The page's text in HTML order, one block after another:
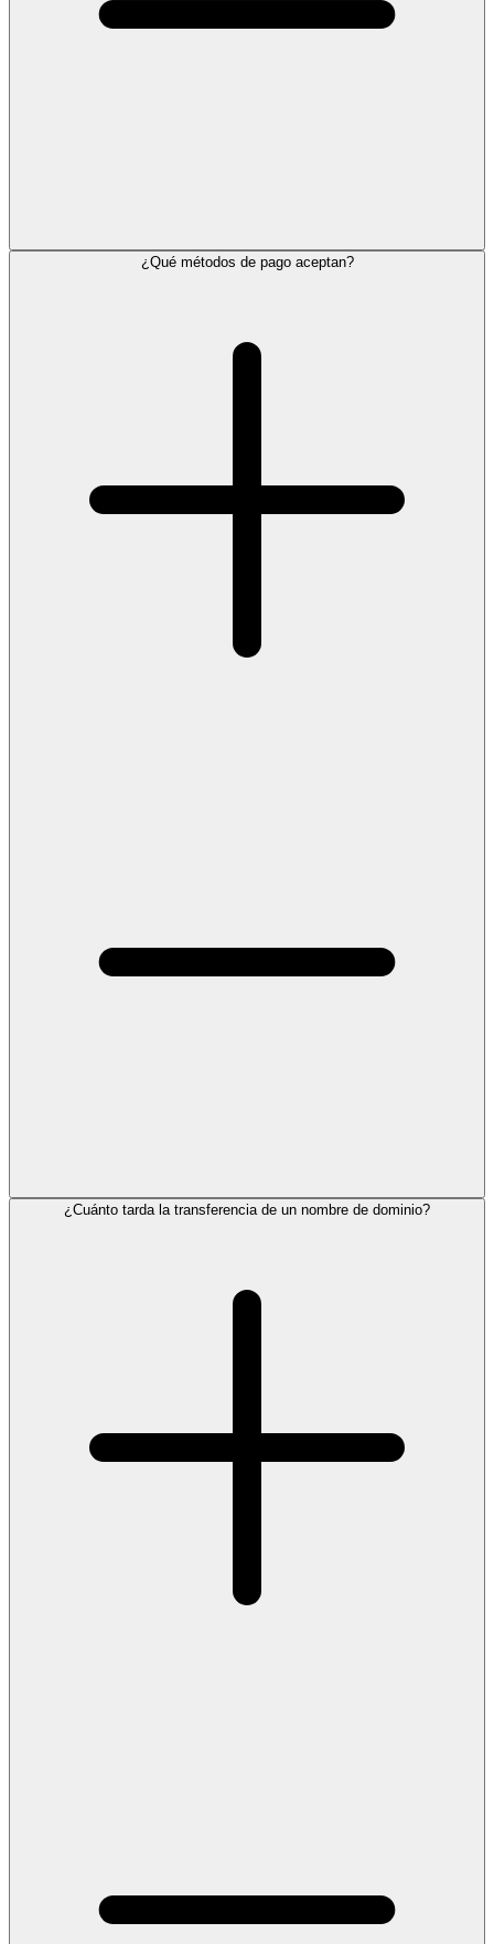
¿Qué métodos de pago aceptan?
¿Cuánto tarda la transferencia de un nombre de dominio?